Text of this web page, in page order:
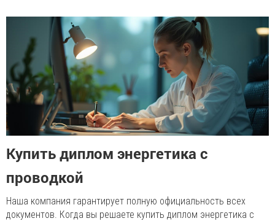
Купить диплом энергетика с
проводкой
Наша компания гарантирует полную официальность всех
документов. Когда вы решаете купить диплом энергетика с